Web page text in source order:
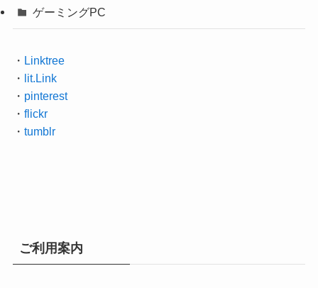
ゲーミングPC
・ Linktree
・ lit.Link
・ pinterest
・ flickr
・ tumblr
ご利用案内